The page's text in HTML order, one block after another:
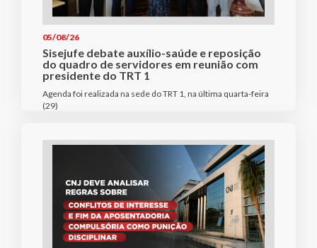
05/08/26
Sisejufe debate auxílio-saúde e reposição
do quadro de servidores em reunião com
presidente do TRT 1
Agenda foi realizada na sede do TRT 1, na última quarta-feira
(29)